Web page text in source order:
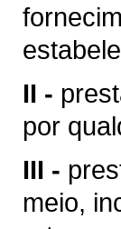
II -
por
III -
meio,